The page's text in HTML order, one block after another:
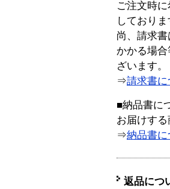
ご注文時
しておりま
尚、請求
かかる場
ざいます。
⇒請求書に
■納品書に
お届けす
⇒納品書に
返品につ